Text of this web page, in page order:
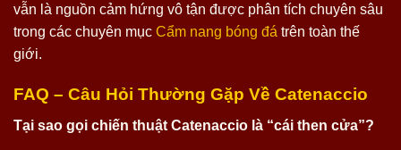
vẫn là nguồn cảm hứng vô tận được phân tích chuyên sâu
trong các chuyên mục Cẩm nang bóng đá trên toàn thế
giới.
FAQ – Câu Hỏi Thường Gặp Về Catenaccio
Tại sao gọi chiến thuật Catenaccio là “cái then cửa”?